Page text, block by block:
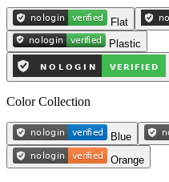
Flat
Plastic
Color Collection
Blue
Orange